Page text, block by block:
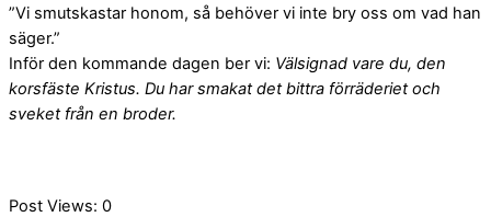
”Vi smutskastar honom, så behöver vi inte bry oss om vad han
säger.”
Inför den kommande dagen ber vi: Välsignad vare du, den
korsfäste Kristus. Du har smakat det bittra förräderiet och
sveket från en broder.
Post Views: 0